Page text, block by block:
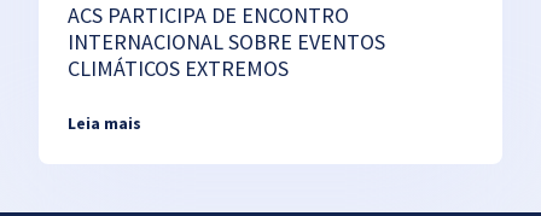
ACS PARTICIPA DE ENCONTRO
INTERNACIONAL SOBRE EVENTOS
CLIMÁTICOS EXTREMOS
Leia mais